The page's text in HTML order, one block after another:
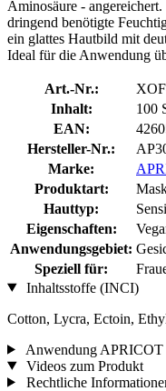
Aminosäure -
dringend benötigte
ein glattes Hautbild mit
Ideal für die Anwendung
Art.-Nr.:
Inhalt:
100
EAN:
Hersteller-Nr.:
Marke:
Produktart:
Hauttyp:
Eigenschaften:
Anwendungsgebiet:
Speziell für:
Inhaltsstoffe (INCI)
Cotton, Lycra, Ectoin,
Anwendung APRICOT
Videos zum Produkt
Rechtliche